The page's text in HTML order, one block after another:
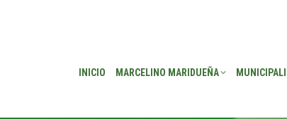
INICIO MARCELINO MARIDUEÑA